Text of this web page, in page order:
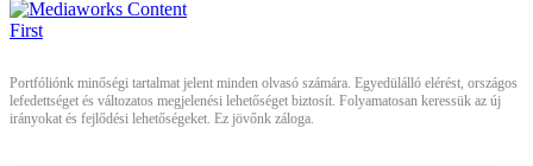
Portfóliónk minőségi tartalmat jelent minden olvasó számára. Egyedülálló elérést, országos
lefedettséget és változatos megjelenési lehetőséget biztosít. Folyamatosan keressük az új
irányokat és fejlődési lehetőségeket. Ez jövőnk záloga.